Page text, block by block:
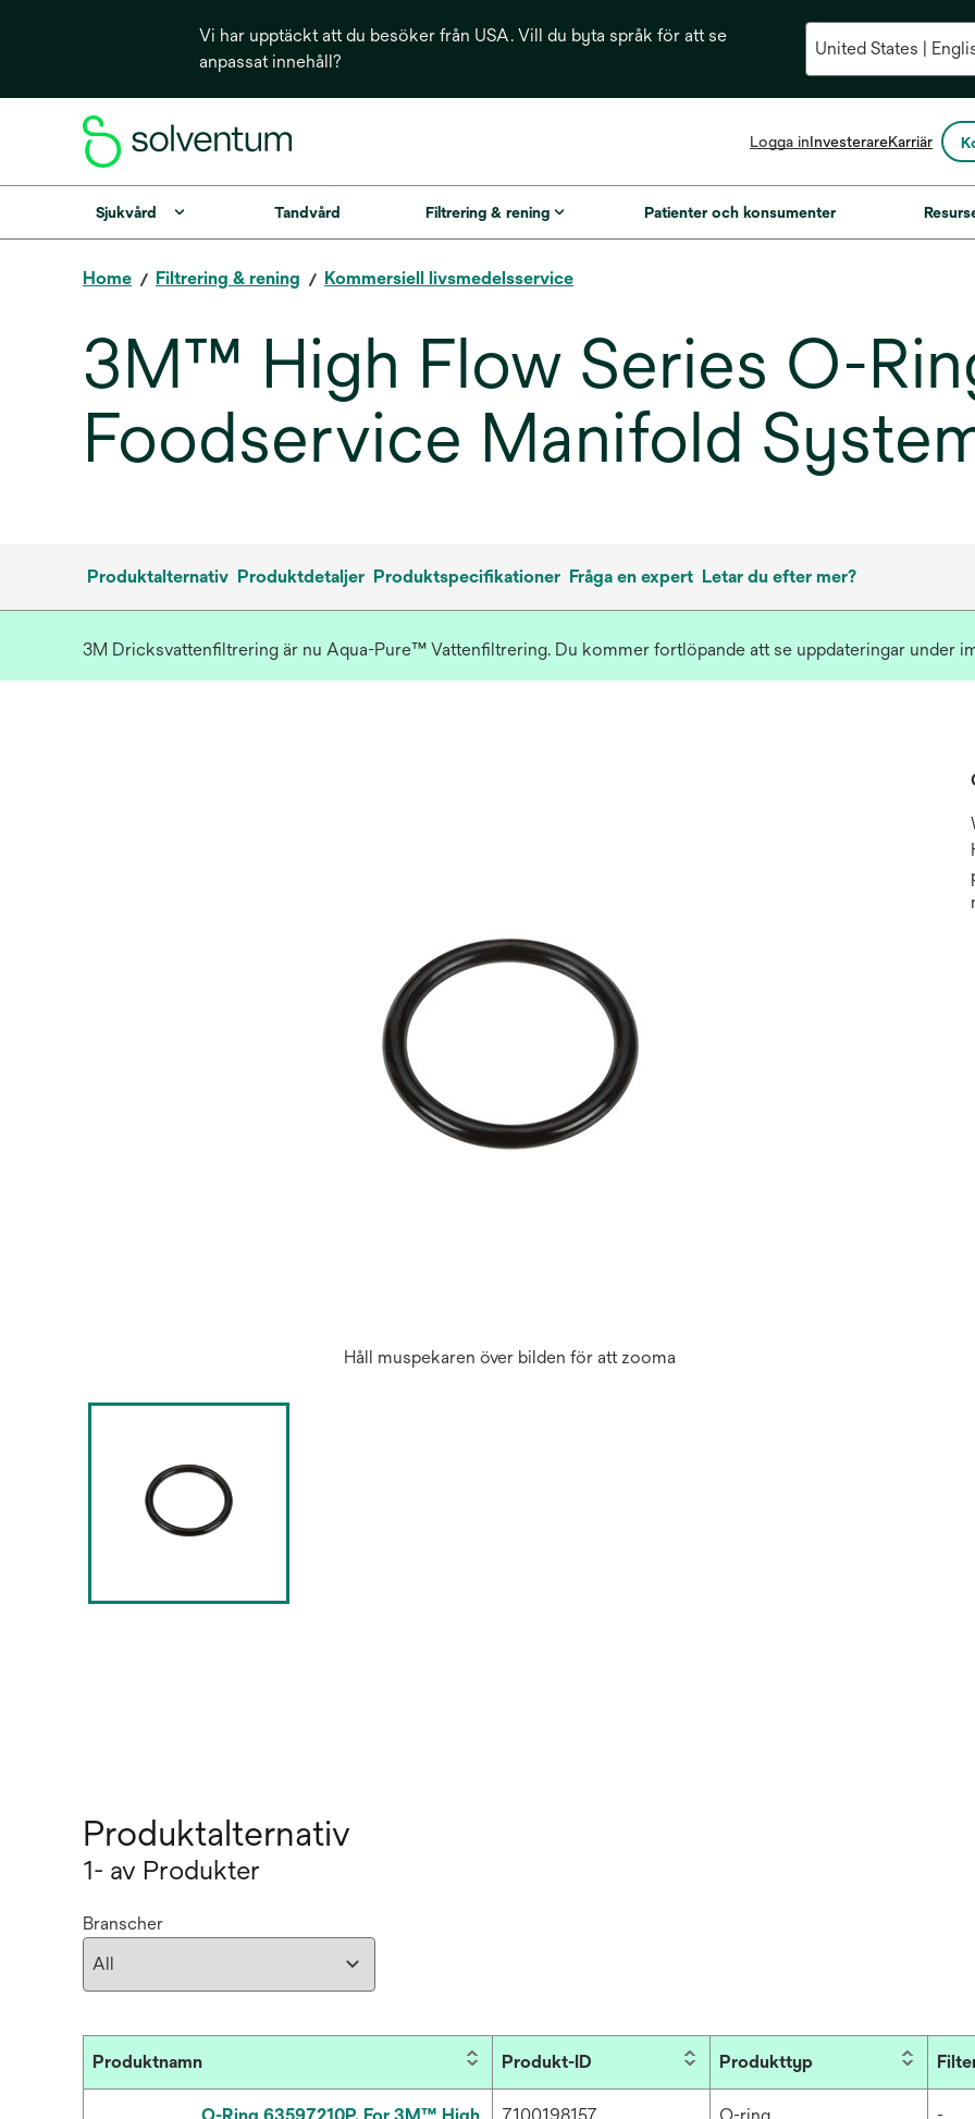
Vi har upptäckt att du besöker från USA. Vill du byta språk för att se
anpassat innehåll?
Logga inInvesterareopens
a
Karriär
Sjukvård Tandvård Filtrering & rening Patienter och konsumenter
Home Filtrering & rening Kommersiell livsmedelsservice
3M™ High Flow Series O-
Foodservice Manifold
Produktalternativ Produktdetaljer Produktspecifikationer Fråga en expert Letar du efter mer?
3M Dricksvattenfiltrering är nu Aqua-Pure™ Vattenfiltrering. Du kommer fortlöpande att se uppdateringar under
Håll muspekaren över bilden för att zooma
Produktalternativ
1- av Produkter
Branscher
Produktnamn Produkt-ID Produkttyp